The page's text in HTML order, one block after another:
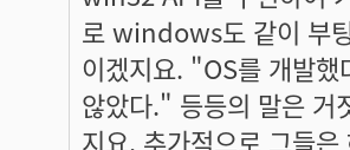
로 windows도 같이 부
이겠지요. "OS를 개발
않았다." 등등의 말은 거
지요. 추가적으로 그들